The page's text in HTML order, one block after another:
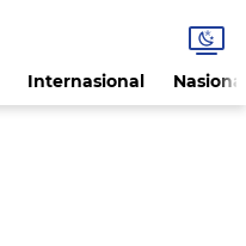
Internasional